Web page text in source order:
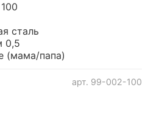
арт. 99-002-100
сталь
0,5
(мама/папа)